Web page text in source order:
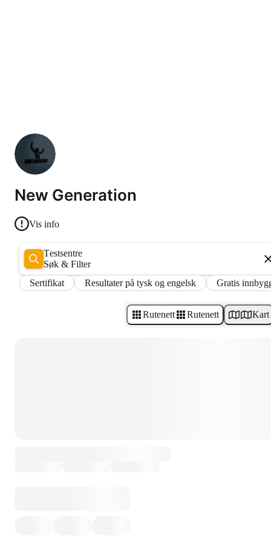
New Generation
Vis info
Testsentre
Søk & Filter
Sertifikat
Resultater på tysk og engelsk Gratis
Rutenett Rutenett Kart